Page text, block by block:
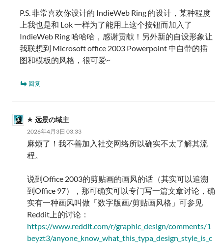
P.S. 非常喜欢你设计的 IndieWeb Ring 的设计，某种程度
上我也是和 Lok 一样为了能用上这个按钮而加入了
IndieWeb Ring 哈哈哈，感谢贡献！另外新的自设形象让
我联想到 Microsoft office 2003 Powerpoint 中自带的插
图和模板的风格，很可爱~
回复
远景の域主
2026年4月3日 03:33
麻烦了！我不善加入社交网络所以确实不太了解其流
程。
说到Office 2003的剪贴画的画风的话（其实可以追溯
到Office 97），那可确实可以专门写一篇文章讨论，确
实有一种画风叫做「数字版画/剪贴画风格」可参见
Reddit上的讨论：
https://www.reddit.com/r/graphic_design/comments/1
beyzt3/anyone_know_what_this_typa_design_style_is_c